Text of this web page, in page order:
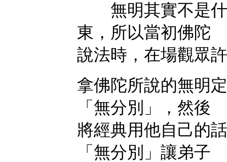
無明其實不是什
東，所以當初佛陀
說法時，在場觀眾
拿佛陀所說的無明
「無分別」，然後
將經典用他自己的
「無分別」讓弟子